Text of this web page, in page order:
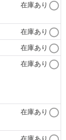
在庫あり
在庫あり
在庫あり
在庫あり
在庫あり